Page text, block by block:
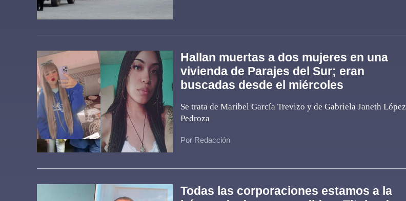
Hallan muertas a dos mujeres en una
vivienda de Parajes del Sur; eran
buscadas desde el miércoles
Se trata de Maribel García Trevizo y de Gabriela Janeth López
Pedroza
Por Redacción
Todas las corporaciones estamos a la